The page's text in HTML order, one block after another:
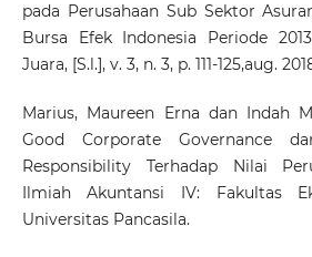
pada Perusahaan Sub Sektor
Bursa Efek Indonesia Periode
Juara, [S.l.], v. 3, n. 3, p. 111-125,aug.
Marius, Maureen Erna dan Indah
Good Corporate Governance
Responsibility Terhadap Nilai
Ilmiah Akuntansi IV: Fakultas
Universitas Pancasila.